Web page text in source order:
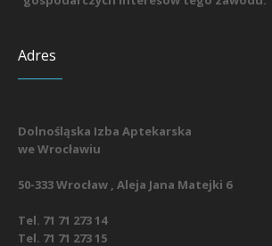
Adres
Dolnośląska Izba Aptekarska
we Wrocławiu
50-333 Wrocław , Aleja Jana Matejki 6
Tel. 71 71 273 14
Tel. 71 71 273 15